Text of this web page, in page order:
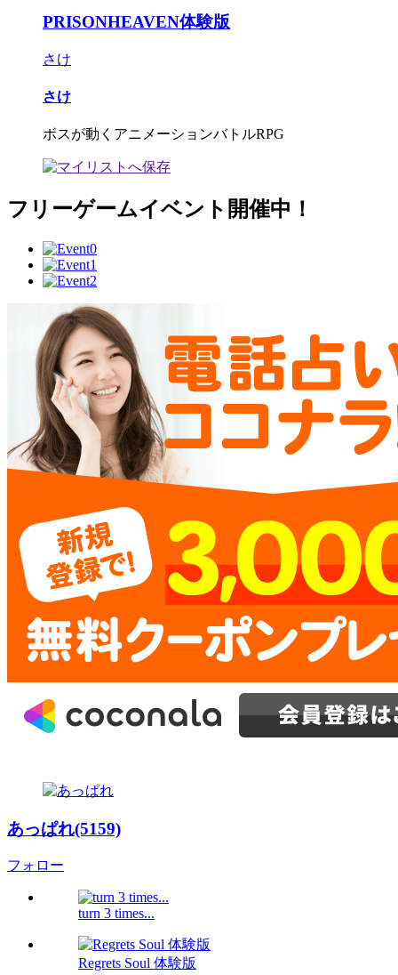
PRISONHEAVEN体験版
さけ
さけ
ボスが動くアニメーションバトルRPG
フリーゲームイベント開催中！
あっぱれ(5159)
フォロー
turn 3 times...
Regrets Soul 体験版